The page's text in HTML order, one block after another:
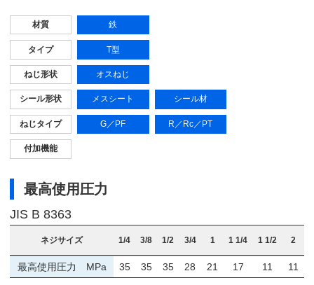
材質 鉄
タイプ T型
ねじ形状 オスねじ
シール形状 メスシート シール材
ねじタイプ G／ PF R／ Rc／ PT
付加機能
最高使用圧力
JIS B 8363
ネジサイズ 1/4 3/8 1/2 3/4 1 1 1/4 1 1/2 2
最高使用圧力 MPa 35 35 35 28 21 17 11 11